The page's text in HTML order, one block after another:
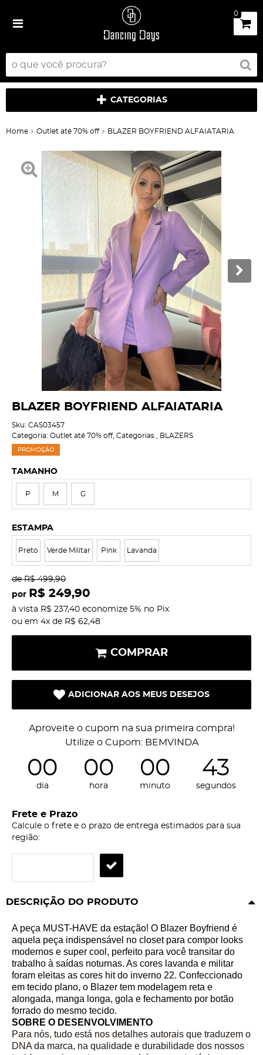
0
CATEGORIAS
Home Outlet até 70% off BLAZER BOYFRIEND ALFAIATARIA
BLAZER BOYFRIEND ALFAIATARIA
Sku: CAS03457
Categoria: Outlet até 70% off, Categorias BLAZERS
PROMOÇÃO
TAMANHO
P M G
ESTAMPA
Preto Verde Militar Pink Lavanda
de R$ 499,90
por
R$ 249,90
à vista R$ 237,40 economize 5% no Pix
ou em 4x de R$ 62,48
COMPRAR
ADICIONAR AOS MEUS DESEJOS
Aproveite o cupom na sua primeira compra!
Utilize o Cupom: BEMVINDA
00
dia
00
hora
00
minuto
43
segundos
Frete e Prazo
Calcule o frete e o prazo de entrega estimados para sua
região:
DESCRIÇÃO DO PRODUTO
A peça MUST-HAVE da estação! O Blazer Boyfriend é
aquela peça indispensável no closet para compor looks
modernos e super cool, perfeito para você transitar do
trabalho à saídas noturnas. As cores lavanda e militar
foram eleitas as cores hit do inverno 22. Confeccionado
em tecido plano, o Blazer tem modelagem reta e
alongada, manga longa, gola e fechamento por botão
forrado do mesmo tecido.
SOBRE O DESENVOLVIMENTO
Para nós, tudo está nos detalhes autorais que traduzem o
DNA da marca, na qualidade e durabilidade dos nossos